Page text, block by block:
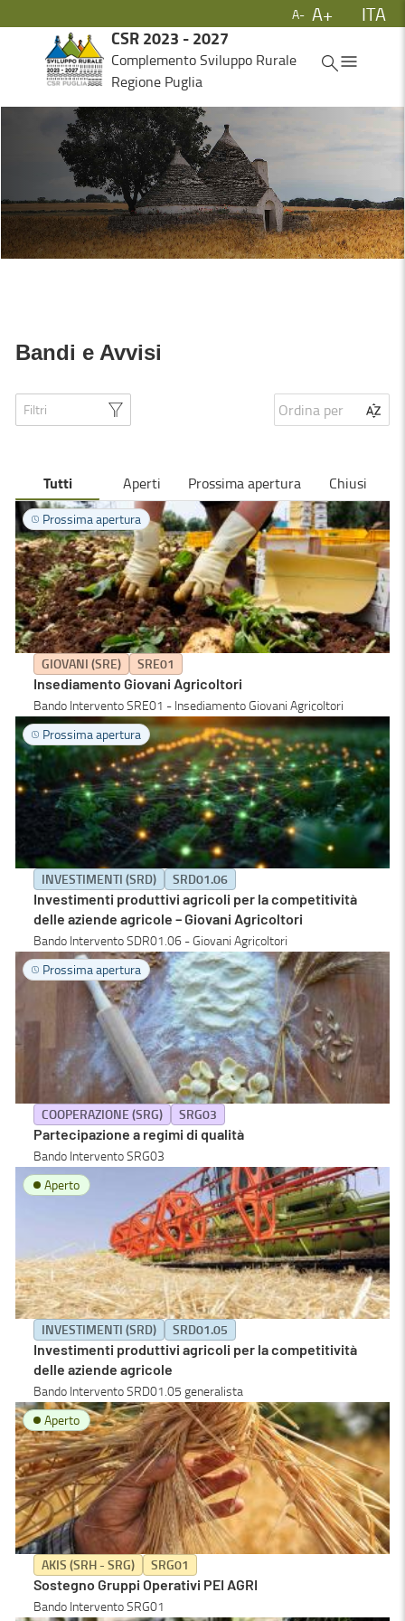
A- A+
ITA
CSR 2023 - 2027
Complemento Sviluppo Rurale
Regione Puglia
Bandi e Avvisi
Filtri Ordina per
Tutti Aperti Prossima apertura Chiusi
Prossima apertura
GIOVANI (SRE) SRE01
Insediamento Giovani Agricoltori
Bando Intervento SRE01 - Insediamento Giovani Agricoltori
Prossima apertura
INVESTIMENTI (SRD) SRD01.06
Investimenti produttivi agricoli per la competitività
delle aziende agricole – Giovani Agricoltori
Bando Intervento SDR01.06 - Giovani Agricoltori
Prossima apertura
COOPERAZIONE (SRG) SRG03
Partecipazione a regimi di qualità
Bando Intervento SRG03
Aperto
INVESTIMENTI (SRD) SRD01.05
Investimenti produttivi agricoli per la competitività
delle aziende agricole
Bando Intervento SRD01.05 generalista
Aperto
AKIS (SRH - SRG) SRG01
Sostegno Gruppi Operativi PEI AGRI
Bando Intervento SRG01